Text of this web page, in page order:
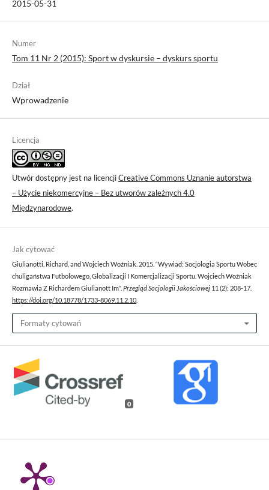
2015-05-31
Numer
Tom 11 Nr 2 (2015): Sport w dyskursie – dyskurs sportu
Dział
Wprowadzenie
Licencja
Utwór dostępny jest na licencjiCreative Commons Uznanie autorstwa
– Użycie niekomercyjne – Bez utworów zależnych 4.0
Międzynarodowe.
Jak cytować
Giulianotti, Richard, and Wojciech Woźniak. 2015. “Wywiad: Socjologia Sportu Wobec
chuligaństwa Futbolowego, Globalizacji I Komercjalizacji Sportu. Wojciech Woźniak
Rozmawia Z Richardem Giulianott Im”. Przegląd Socjologii Jakościowej 11 (2): 208-17.
https://doi.org/10.18778/1733-8069.11.2.10
Formaty cytowań
0